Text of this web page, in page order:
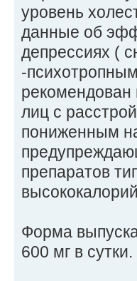
уровень
данные об
депрессиях (
-
рекомендован
лиц с
пониженным
препаратов
Форма
600 мг в сутки.